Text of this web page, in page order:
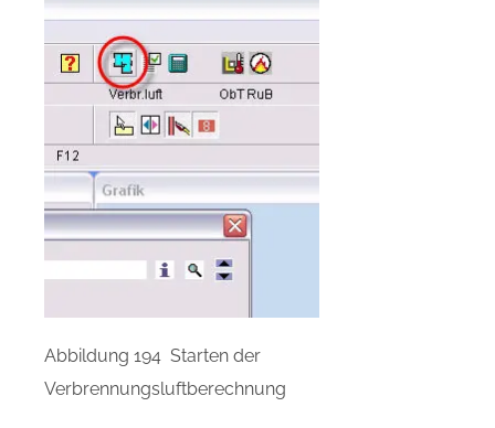
Abbildung 194 Starten der
Verbrennungsluftberechnung